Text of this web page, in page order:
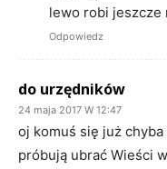
lewo robi jeszcze
Odpowiedz
do urzędników
24 maja 2017 W 12:47
oj komuś się już
próbują ubrać Wieści